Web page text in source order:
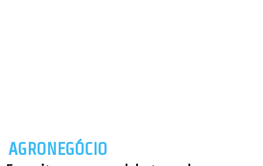
AGRONEGÓCIO